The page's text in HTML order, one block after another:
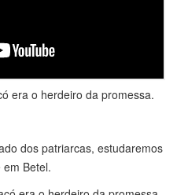
era o herdeiro da promessa.
dos patriarcas, estudaremos
Betel.